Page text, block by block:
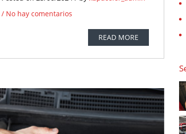
/ No hay comentarios
READ MORE